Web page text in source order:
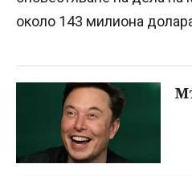
около 143 милиона